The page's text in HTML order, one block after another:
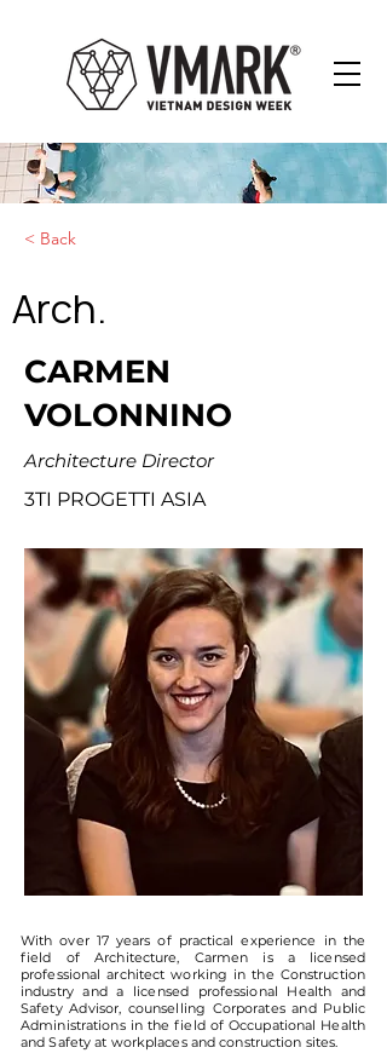
< Back
Arch.
CARMEN
VOLONNINO
Architecture Director
3TI PROGETTI ASIA
With over 17 years of practical experience in the
field of Architecture, Carmen is a licensed
professional architect working in the Construction
industry and a licensed professional Health and
Safety Advisor, counselling Corporates and Public
Administrations in the field of Occupational Health
and Safety at workplaces and construction sites.